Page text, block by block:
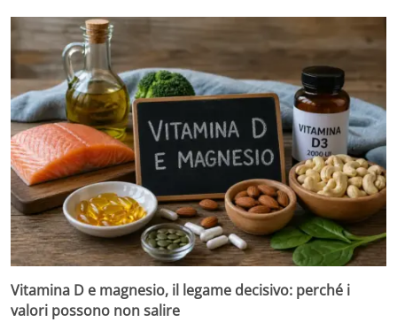
Vitamina D e magnesio, il legame decisivo: perché i
valori possono non salire